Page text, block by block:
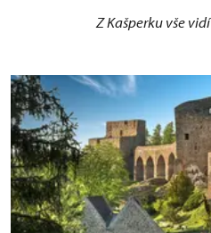
Z Kašperku vše